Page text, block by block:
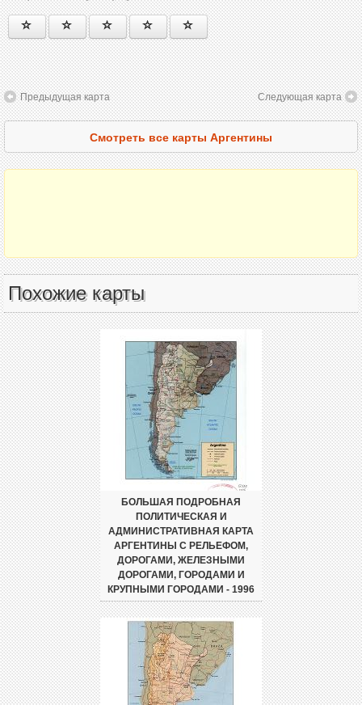
Предыдущая карта Следующая карта
Смотреть все карты Аргентины
Похожие карты
БОЛЬШАЯ ПОДРОБНАЯ
ПОЛИТИЧЕСКАЯ И
АДМИНИСТРАТИВНАЯ КАРТА
АРГЕНТИНЫ С РЕЛЬЕФОМ,
ДОРОГАМИ, ЖЕЛЕЗНЫМИ
ДОРОГАМИ, ГОРОДАМИ И
КРУПНЫМИ ГОРОДАМИ - 1996